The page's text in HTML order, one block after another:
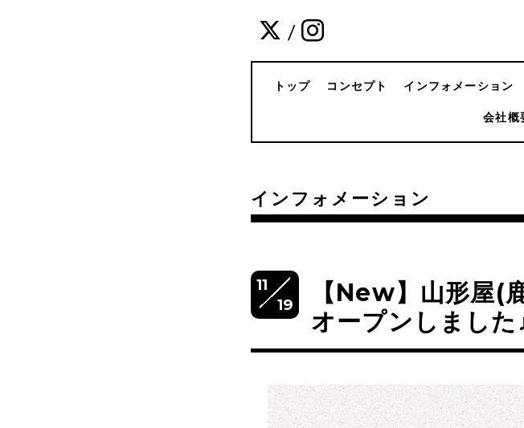
/
トップ コンセプト インフォメーション
会社概
インフォメーション
11
19
【New】山形屋(
オープンしました